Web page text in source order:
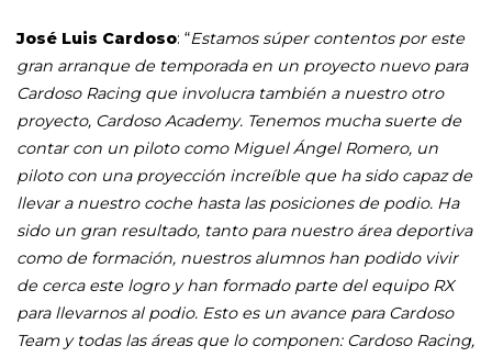
José Luis Cardoso: “Estamos súper contentos por este
gran arranque de temporada en un proyecto nuevo para
Cardoso Racing que involucra también a nuestro otro
proyecto, Cardoso Academy. Tenemos mucha suerte de
contar con un piloto como Miguel Ángel Romero, un
piloto con una proyección increíble que ha sido capaz de
llevar a nuestro coche hasta las posiciones de podio. Ha
sido un gran resultado, tanto para nuestro área deportiva
como de formación, nuestros alumnos han podido vivir
de cerca este logro y han formado parte del equipo RX
para llevarnos al podio. Esto es un avance para Cardoso
Team y todas las áreas que lo componen: Cardoso Racing,